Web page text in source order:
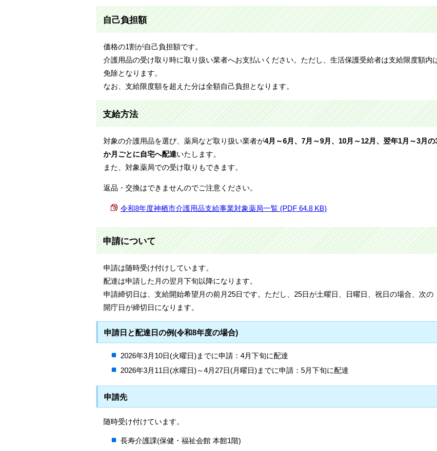
自己負担額
価格の1割が自己負担額です。
介護用品の受け取り時に取り扱い業者へお支払いください。ただし、生活保護受給者は支給限度額内
免除となります。
なお、支給限度額を超えた分は全額自己負担となります。
支給方法
対象の介護用品を選び、薬局など取り扱い業者が4月～6月、7月～9月、10月～12月、翌年1月～3月の
か月ごとに自宅へ配達いたします。
また、対象薬局での受け取りもできます。
返品・交換はできませんのでご注意ください。
令和8年度神栖市介護用品支給事業対象薬局一覧 (PDF 64.8 KB)
申請について
申請は随時受け付けしています。
配達は申請した月の翌月下旬以降になります。
申請締切日は、支給開始希望月の前月25日です。ただし、25日が土曜日、日曜日、祝日の場合、次の
開庁日が締切日になります。
申請日と配達日の例(令和8年度の場合)
2026年3月10日(火曜日)までに申請：4月下旬に配達
2026年3月11日(水曜日)～4月27日(月曜日)までに申請：5月下旬に配達
申請先
随時受け付けています。
長寿介護課(保健・福祉会館 本館1階)